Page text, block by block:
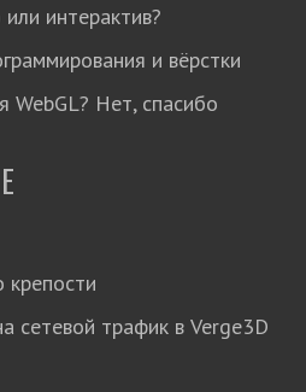
интерактив?
и вёрстки
WebGL? Нет, спасибо
крепости
сетевой трафик в Verge3D